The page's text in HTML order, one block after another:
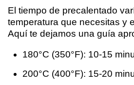
El tiempo de precalentado
temperatura que necesitas y
Aquí te dejamos una guía
180°C (350°F): 10-15
200°C (400°F): 15-20